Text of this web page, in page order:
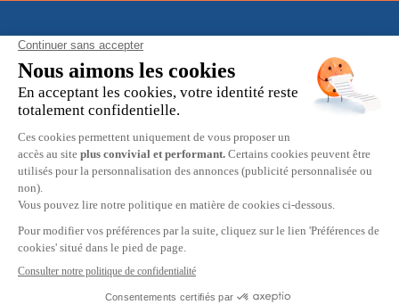
À propos
Informations pratiques
Restons en contact
© 2026 HOBBY MAX -Mentions légales
confidentialité-Préférences cookies-